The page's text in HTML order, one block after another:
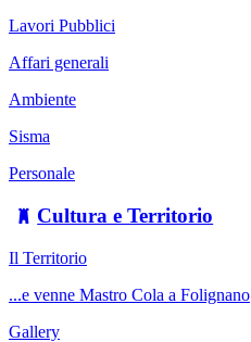
Lavori Pubblici
Affari generali
Ambiente
Sisma
Personale
Cultura e Territorio
Il Territorio
...e venne Mastro Cola a Folignano
Gallery